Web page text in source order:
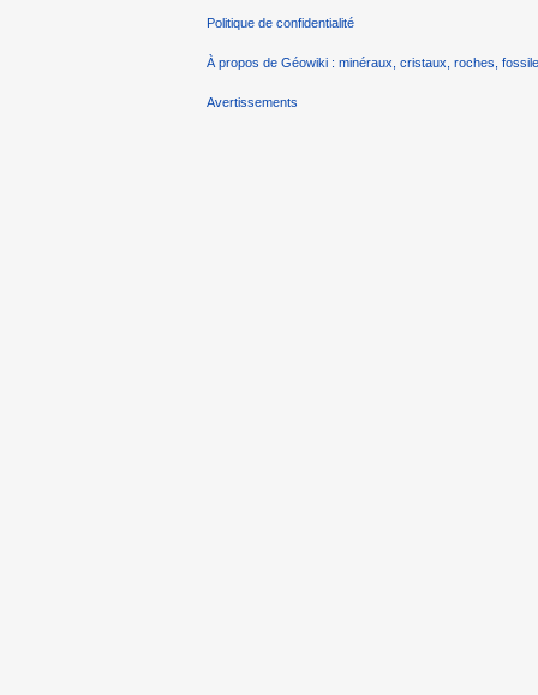
Politique de confidentialité
À propos de Géowiki : minéraux, cristaux, roches,
Avertissements